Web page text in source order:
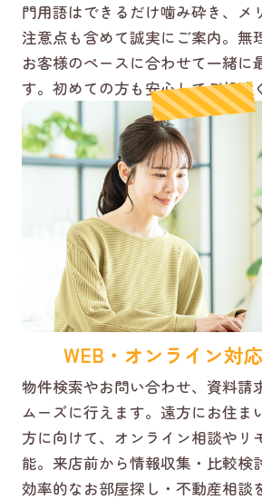
門用語はできるだけ噛み砕き、メ
注意点も含めて誠実にご案内。無
お客様のペースに合わせて一緒に
す。初めての方も安心してご相談
WEB・オンライン対
物件検索やお問い合わせ、資料請
ムーズに行えます。遠方にお住ま
方に向けて、オンライン相談やリ
能。来店前から情報収集・比較検
効率的なお部屋探し・不動産相談